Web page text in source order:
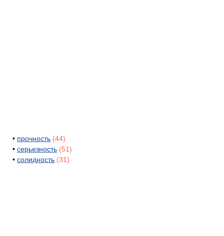
• прочность (44)
• серьезность (51)
• солидность (31)